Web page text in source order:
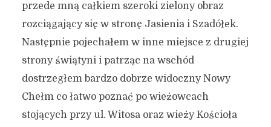
przede mną całkiem szeroki zielony obraz
rozciągający się w stronę Jasienia i Szadółek.
Następnie pojechałem w inne miejsce z drugiej
strony świątyni i patrząc na wschód
dostrzegłem bardzo dobrze widoczny Nowy
Chełm co łatwo poznać po wieżowcach
stojących przy ul. Witosa oraz wieży Kościoła